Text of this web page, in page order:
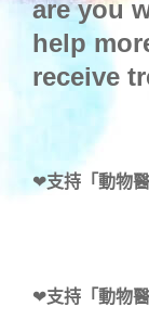
are you
help
receive
❤支持「動物醫
❤支持「動物